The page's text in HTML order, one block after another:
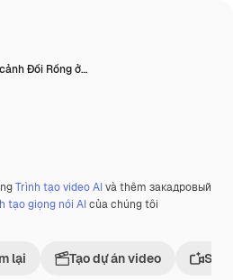
Đồi Rồng ở…
Trình tạo video AIvà thêm закадровый
tạo giọng nói AIcủa chúng tôi
lại Tạo dự án video Sử